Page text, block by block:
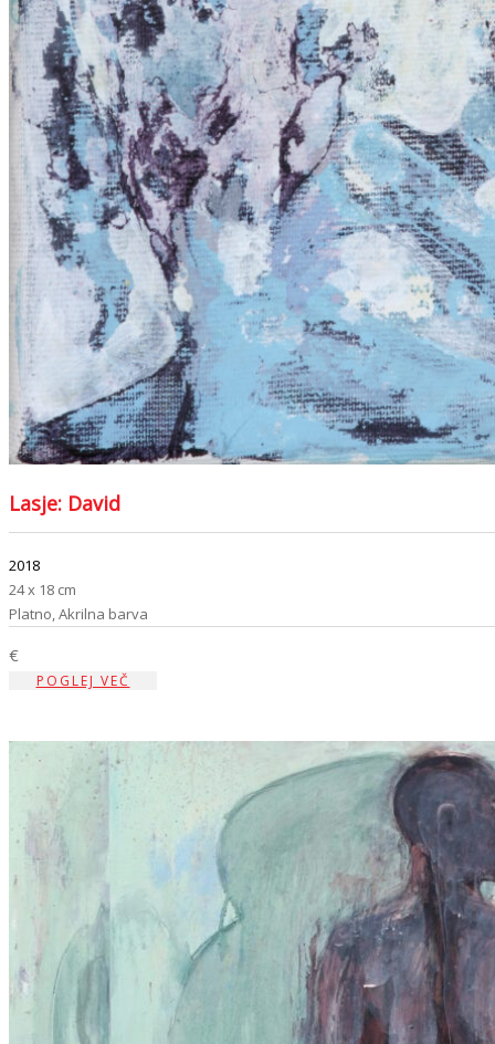
Lasje: David
2018
24 x 18 cm
Platno, Akrilna barva
€
POGLEJ VEČ